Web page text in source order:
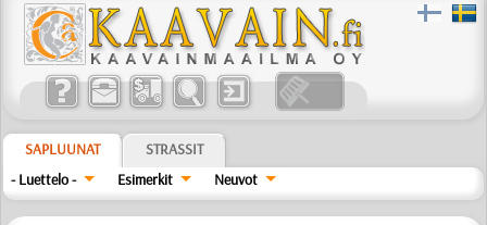
SAPLUUNAT
STRASSIT
- Luettelo -
Esimerkit Neuvot